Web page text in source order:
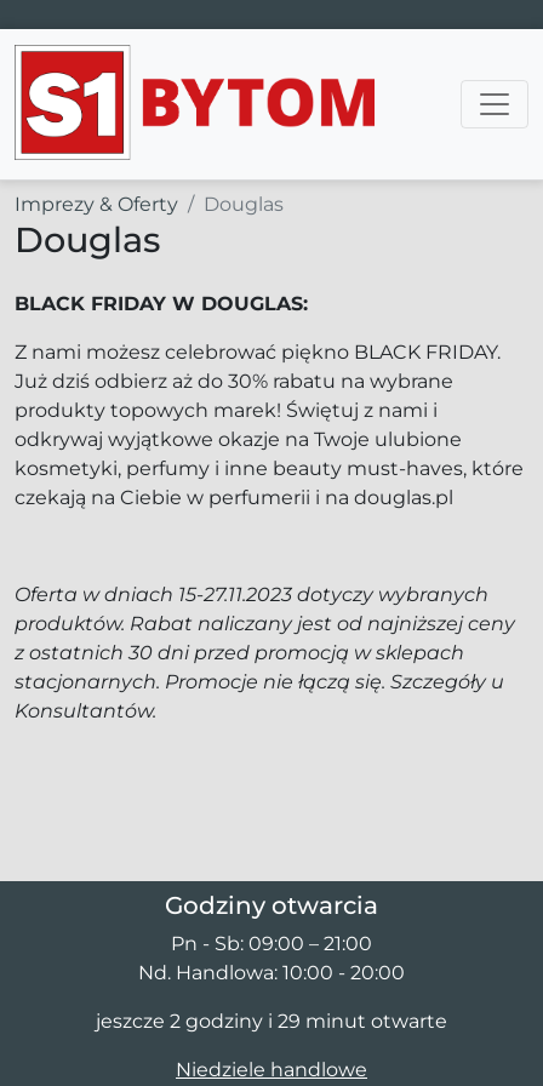
Main Navigation
Imprezy & Oferty Douglas
Douglas
BLACK FRIDAY W DOUGLAS:
Z nami możesz celebrować piękno BLACK FRIDAY.
Już dziś odbierz aż do 30% rabatu na wybrane
produkty topowych marek! Świętuj z nami i
odkrywaj wyjątkowe okazje na Twoje ulubione
kosmetyki, perfumy i inne beauty must-haves, które
czekają na Ciebie w perfumerii i na douglas.pl
Oferta w dniach 15-27.11.2023 dotyczy wybranych
produktów. Rabat naliczany jest od najniższej ceny
z ostatnich 30 dni przed promocją w sklepach
stacjonarnych. Promocje nie łączą się. Szczegóły u
Konsultantów.
Godziny otwarcia
Pn - Sb: 09:00 – 21:00
Nd. Handlowa: 10:00 - 20:00
jeszcze 2 godziny i 29 minut otwarte
Niedziele handlowe